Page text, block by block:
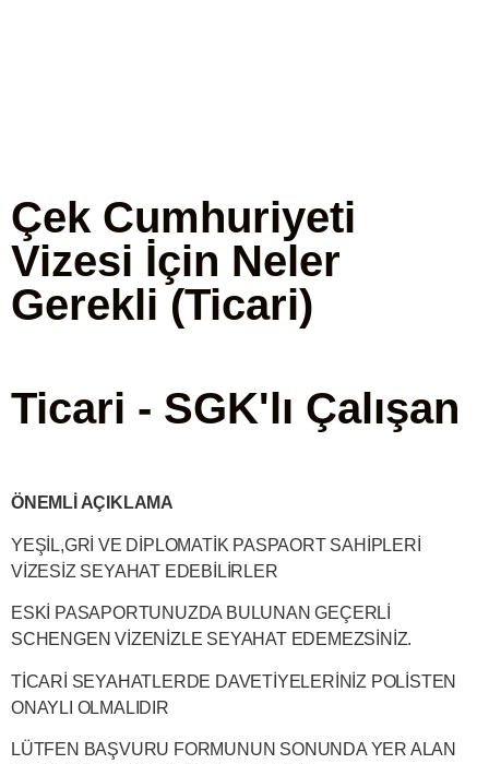
Çek Cumhuriyeti
Vizesi İçin Neler
Gerekli (Ticari)
Ticari - SGK'lı Çalışan
ÖNEMLİ AÇIKLAMA
YEŞİL,GRİ VE DİPLOMATİK PASPAORT SAHİPLERİ
VİZESİZ SEYAHAT EDEBİLİRLER
ESKİ PASAPORTUNUZDA BULUNAN GEÇERLİ
SCHENGEN VİZENİZLE SEYAHAT EDEMEZSİNİZ.
TİCARİ SEYAHATLERDE DAVETİYELERİNİZ POLİSTEN
ONAYLI OLMALIDIR
LÜTFEN BAŞVURU FORMUNUN SONUNDA YER ALAN